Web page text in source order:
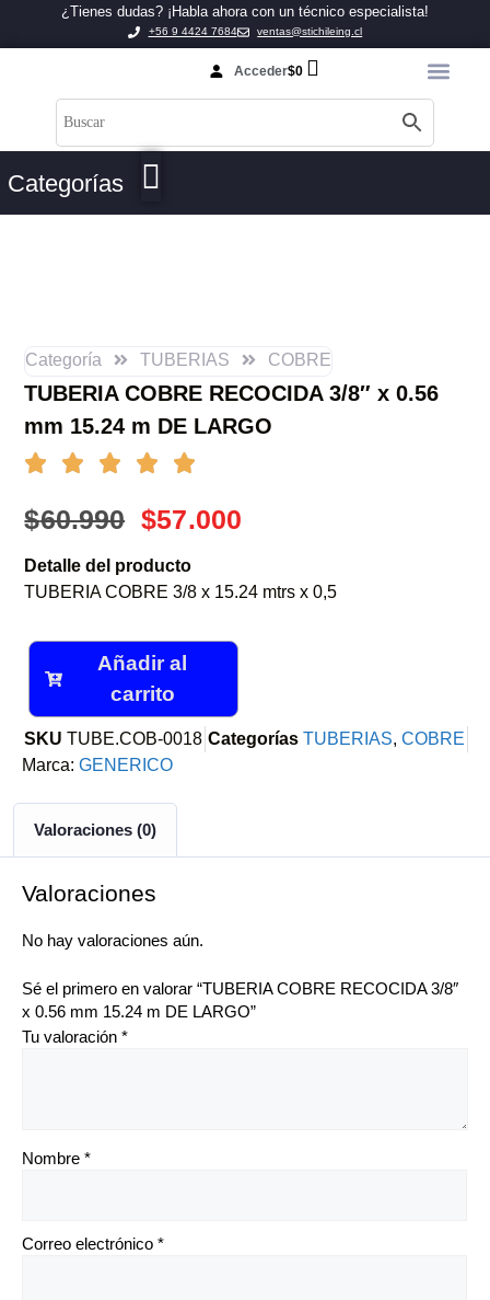
¿Tienes dudas? ¡Habla ahora con un técnico especialista!
+56 9 4424 7684 ventas@stichileing.cl
Acceder$0
Categorías
Categoría TUBERIAS COBRE
TUBERIA COBRE RECOCIDA 3/8″ x 0.56
mm 15.24 m DE LARGO
$60.990 $57.000
Detalle del producto
TUBERIA COBRE 3/8 x 15.24 mtrs x 0,5
Añadir al
carrito
SKUTUBE.COB-0018 Categorías TUBERIAS,COBRE
Marca: GENERICO
Valoraciones (0)
Valoraciones
No hay valoraciones aún.
Sé el primero en valorar “TUBERIA COBRE RECOCIDA 3/8″
x 0.56 mm 15.24 m DE LARGO”
Tu valoración *
Nombre *
Correo electrónico *